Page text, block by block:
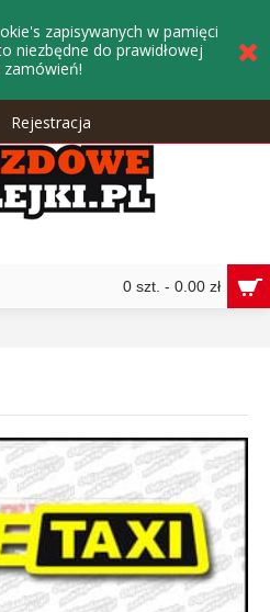
zapisywanych w pamięci
niezbędne do prawidłowej
zamówień!
Rejestracja
0 szt. - 0.00 zł